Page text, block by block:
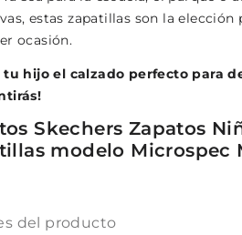
estas zapatillas son la elección
ocasión.
tu hijo el calzado perfecto para
Skechers Zapatos
modelo Microspec
del producto